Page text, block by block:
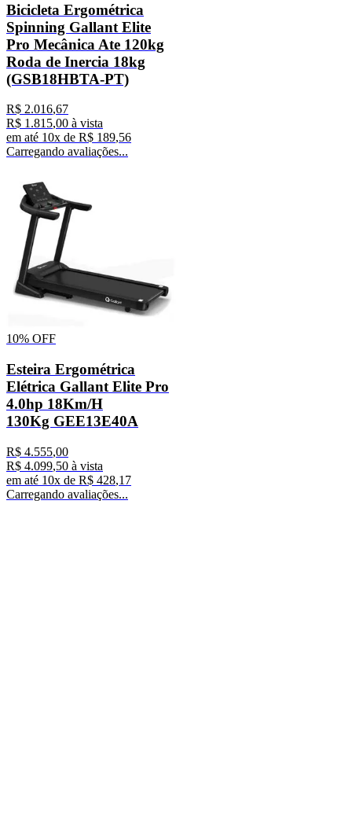
Bicicleta Ergométrica
Spinning Gallant Elite
Pro Mecânica Ate 120kg
Roda de Inercia 18kg
(GSB18HBTA-PT)
R$ 2.016,67
R$ 1.815,00 à vista
em até 10x de R$ 189,56
Carregando avaliações...
10% OFF
Esteira Ergométrica
Elétrica Gallant Elite Pro
4.0hp 18Km/H
130Kg GEE13E40A
R$ 4.555,00
R$ 4.099,50 à vista
em até 10x de R$ 428,17
Carregando avaliações...